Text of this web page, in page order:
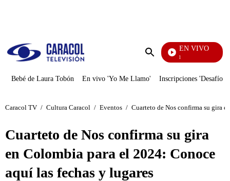
Enviar
EN VIVO
Noticias Caracol
Bebé de Laura Tobón En vivo 'Yo Me Llamo' Inscripciones 'Desafío'
Caracol TV / Cultura Caracol / Eventos / Cuarteto de Nos confirma su gira
Cuarteto de Nos confirma su gira
en Colombia para el 2024: Conoce
aquí las fechas y lugares